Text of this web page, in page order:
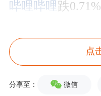
哔哩哔哩跌0.71%
跌5.09%，
跌2.97%，WSP
美股周三收盘涨
点
分享至： 微信